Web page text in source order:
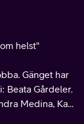
helst"
Gänget har
Beata Gårdeler.
Medina, Karl